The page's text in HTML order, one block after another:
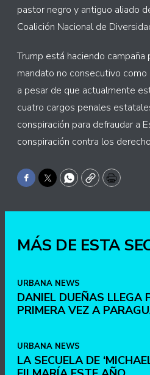
pastor negro y antiguo aliado
Coalición Nacional de
Trump está haciendo campaña
mandato no consecutivo
a pesar de que actualmente
cuatro cargos penales
conspiración para defraudar a
conspiración contra los
Facebook
TwitterWhatsApp
CopyPrint
MÁS DE ESTA
URBANA NEWS
DANIEL DUEÑAS LLEGA
PRIMERA VEZ A
URBANA NEWS
LA SECUELA DE